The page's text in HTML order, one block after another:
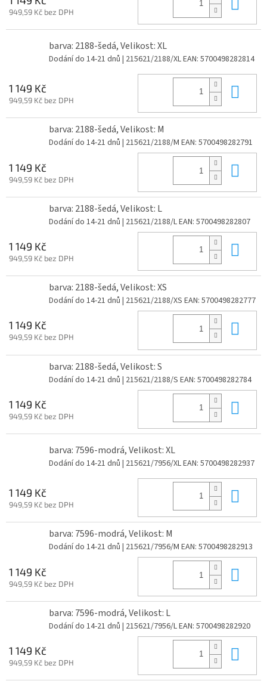
949,59 Kč bez DPH
barva: 2188-šedá, Velikost: XL
Dodání do 14-21 dnů | 215621/2188/XLEAN: 5700498282814
1 149 Kč
949,59 Kč bez DPH
barva: 2188-šedá, Velikost: M
Dodání do 14-21 dnů | 215621/2188/M EAN: 5700498282791
1 149 Kč
949,59 Kč bez DPH
barva: 2188-šedá, Velikost: L
Dodání do 14-21 dnů | 215621/2188/LEAN: 5700498282807
1 149 Kč
949,59 Kč bez DPH
barva: 2188-šedá, Velikost: XS
Dodání do 14-21 dnů | 215621/2188/XS EAN: 5700498282777
1 149 Kč
949,59 Kč bez DPH
barva: 2188-šedá, Velikost: S
Dodání do 14-21 dnů | 215621/2188/S EAN: 5700498282784
1 149 Kč
949,59 Kč bez DPH
barva: 7596-modrá, Velikost: XL
Dodání do 14-21 dnů | 215621/7956/XLEAN: 5700498282937
1 149 Kč
949,59 Kč bez DPH
barva: 7596-modrá, Velikost: M
Dodání do 14-21 dnů | 215621/7956/M EAN: 5700498282913
1 149 Kč
949,59 Kč bez DPH
barva: 7596-modrá, Velikost: L
Dodání do 14-21 dnů | 215621/7956/LEAN: 5700498282920
1 149 Kč
949,59 Kč bez DPH